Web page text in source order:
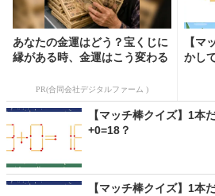
あなたの金運はどう？宝くじに
縁がある時、金運はこう変わる
PR(合同会社デジタルファーム )
【マ
かし
【マッチ棒クイズ】1本
+0=18？
【マッチ棒クイズ】1本